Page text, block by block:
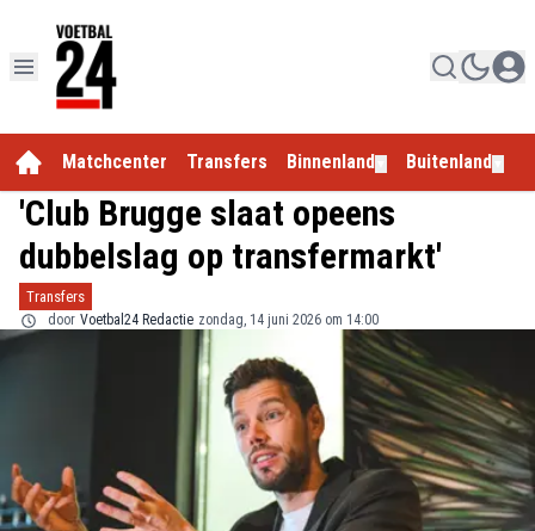
Matchcenter Transfers Binnenland Buitenland
'Club Brugge slaat opeens
dubbelslag op transfermarkt'
Transfers
door Voetbal24 Redactie zondag, 14 juni 2026 om 14:00